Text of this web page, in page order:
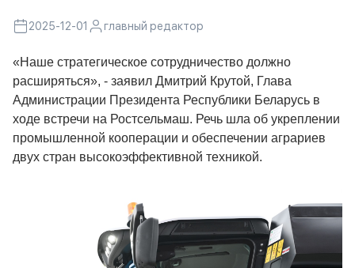
2025-12-01 главный редактор
«Наше стратегическое сотрудничество должно
расширяться», - заявил Дмитрий Крутой, Глава
Администрации Президента Республики Беларусь в
ходе встречи на Ростсельмаш. Речь шла об укреплении
промышленной кооперации и обеспечении аграриев
двух стран высокоэффективной техникой.